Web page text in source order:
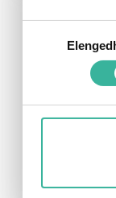
kiválasztása